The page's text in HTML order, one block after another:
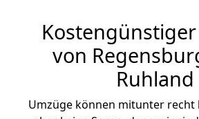
von
Ruhland
Umzüge können mitunter recht